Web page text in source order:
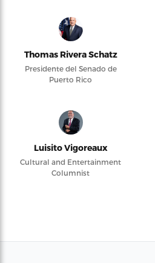
Thomas Rivera Schatz
Presidente del Senado de
Puerto Rico
Luisito Vigoreaux
Cultural and Entertainment
Columnist